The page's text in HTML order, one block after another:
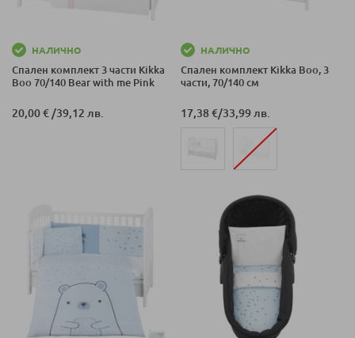
НАЛИЧНО
Спален комплект 3 части Kikka
Boo 70/140 Bear with me Pink
20,00 € /39,12 лв.
НАЛИЧНО
Спален комплект Kikka Boo, 3
части, 70/140 см
17,38 €/33,99 лв.